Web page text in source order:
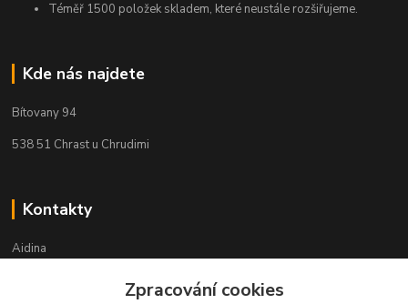
Téměř 1500 položek skladem, které neustále rozšiřujeme.
Kde nás najdete
Bítovany 94
538 51 Chrast u Chrudimi
Kontakty
Aidina
Veronika Holasová SchejbalováZpracování cookies